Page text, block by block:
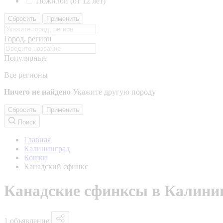
Сбросить Применить
Город, регион
Популярные
Все регионы
Ничего не найдено Укажите другую породу
Сбросить
Применить
Поиск
Главная
Калининград
Кошки
Канадский сфинкс
Канадские сфинксы в
1 объявление